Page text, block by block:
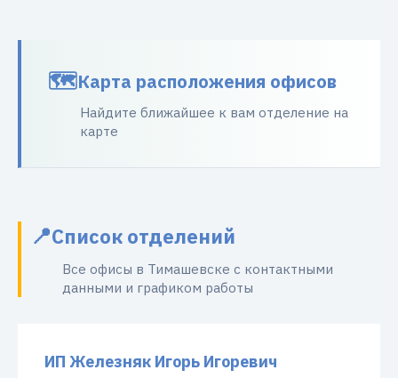
Карта расположения офисов
Найдите ближайшее к вам отделение на
карте
Список отделений
Все офисы в Тимашевске с контактными
данными и графиком работы
ИП Железняк Игорь Игоревич